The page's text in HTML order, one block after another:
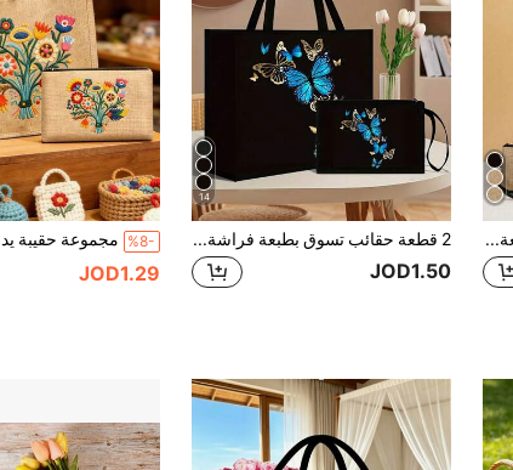
مجموعة حقائب توت 2 قطعة بطبعة فراشة وردية، مصنوعة من مادة الجوت، بنمط عصري، تتضمن محفظة عملات معدنية مريحة، مثالية للتسوق والسفر ومغامرات الشاطئ، حقيبة نسائية متعددة الوظائف، مناسبة للاستخدام اليومي والسفر والتسوق والعمل وتقديم الهدايا.
14
2 قطعة حقائب تسوق بطبعة فراشة وردية، من الجوت ذات نموذج أنيق، تتضمن محفظة صغيرة مناسبة للتسوق والسفر والشاطئ، حقيبة نسائية متعددة الاستخدامات مناسبة للاستخدام اليومي والسفر والعمل والهدايا
JOD1.50
%8-
JOD1.29